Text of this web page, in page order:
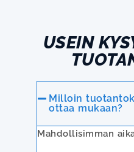
USEIN
Milloin
ottaa mukaan?
Mahdollisimman